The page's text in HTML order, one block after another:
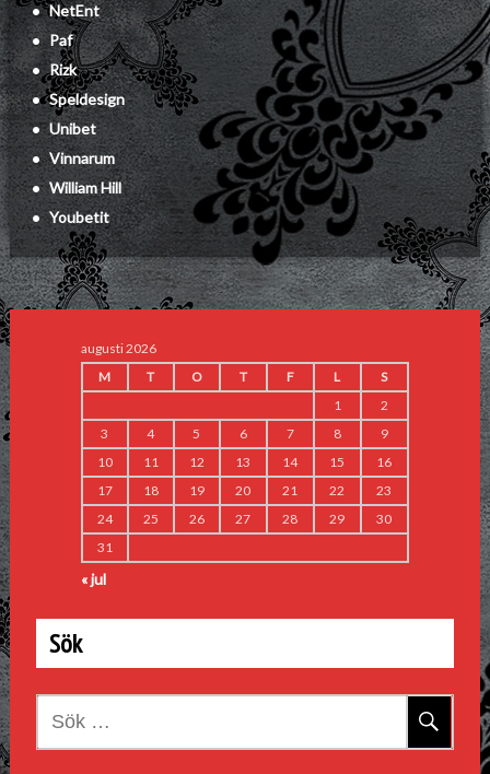
NetEnt
Paf
Rizk
Speldesign
Unibet
Vinnarum
William Hill
Youbetit
augusti 2026
M
T O T F L
S
1
2
3
4 5 6 7 8
9
10
11 12 13 14 15
16
17
18 19 20 21 22
23
24
25 26 27 28 29
30
31
« jul
Sök